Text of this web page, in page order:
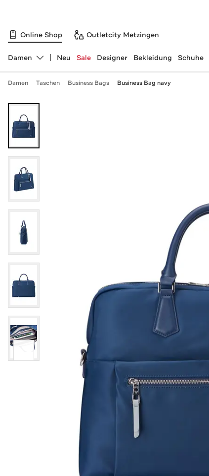
Online Shop Outletcity Metzingen
Abteilung ändern, ausgewählt:
Damen Neu Sale Designer Bekleidung Schuhe
Damen Taschen Business Bags Business Bag navy